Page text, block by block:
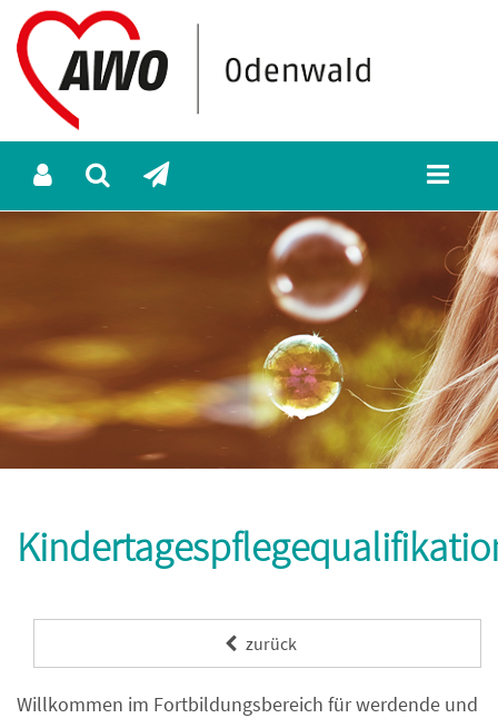
zurück
Willkommen im Fortbildungsbereich für werdende und